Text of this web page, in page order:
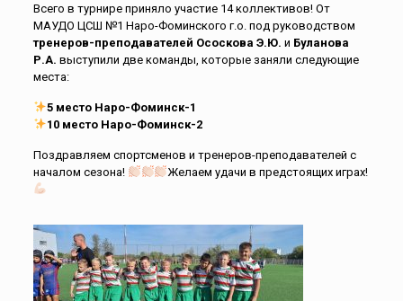
Всего в турнире приняло участие 14 коллективов! От
МАУДО ЦСШ №1 Наро-Фоминского г.о. под руководством
тренеров-преподавателей Ососкова Э.Ю. и Буланова
Р.А. выступили две команды, которые заняли следующие
места:
5 место Наро-Фоминск-1
10 место Наро-Фоминск-2
Поздравляем спортсменов и тренеров-преподавателей с
началом сезона!
Желаем удачи в предстоящих играх!